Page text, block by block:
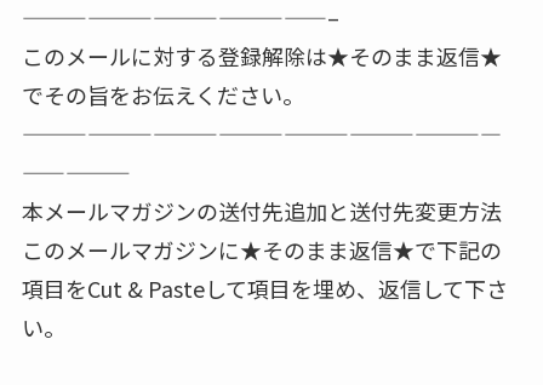
——————————————–
このメールに対する登録解除は★そのまま返信★
でその旨をお伝えください。
——————————————————————
—————
本メールマガジンの送付先追加と送付先変更方法
このメールマガジンに★そのまま返信★で下記の
項目をCut & Pasteして項目を埋め、返信して下さ
い。